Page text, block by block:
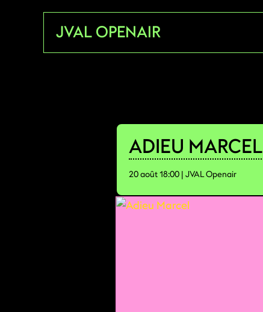
JVAL OPENAIR
ADIEU MARCEL
20 août 18:00 | JVAL Openair